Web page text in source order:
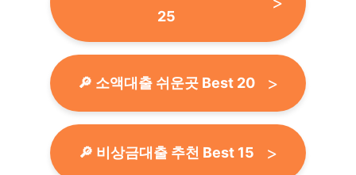
25
🔎 소액대출 쉬운곳 Best 20
🔎 비상금대출 추천 Best 15